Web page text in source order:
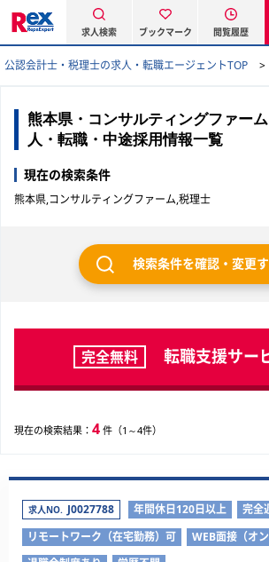
求人検索 ブックマーク 閲覧履歴
公認会計士・税理士の求人・転職エージェントTOP
熊本県・コンサルティングファー
人・転職・中途採用情報一覧
現在の検索条件
熊本県,コンサルティングファーム,税理士
検索条件を確認・変更
完全無料 転職支援サー
現在の検索結果： 4 件（1～4件）
求人NO. J0027788 年間休日120日以上
完全
リモートワーク（在宅勤務）可
WEB面接（オ